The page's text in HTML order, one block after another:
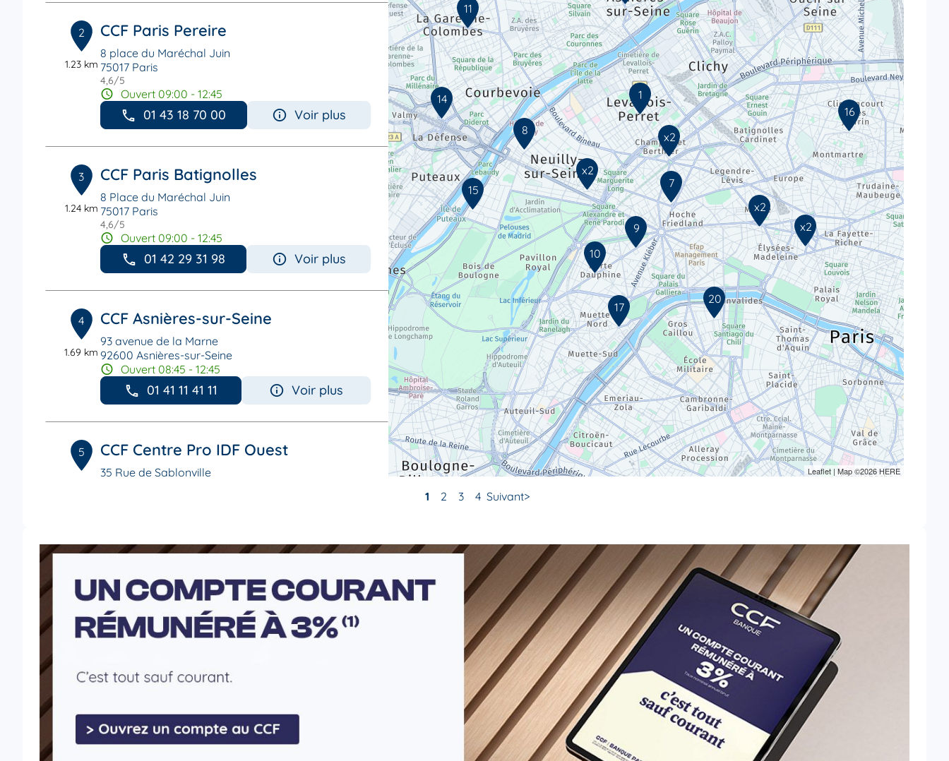
2
1.23 km
CCF Paris Pereire
8 place du Maréchal Juin
75017 Paris
4,6/5
Ouvert 09:00 - 12:45
01 43 18 70 00 Voir plus
3
1.24 km
CCF Paris Batignolles
8 Place du Maréchal Juin
75017 Paris
4,6/5
Ouvert 09:00 - 12:45
01 42 29 31 98 Voir plus
4
1.69 km
CCF Asnières-sur-Seine
93 avenue de la Marne
92600 Asnières-sur-Seine
Ouvert 08:45 - 12:45
01 41 11 41 11 Voir plus
5 CCF Centre Pro IDF Ouest
35 Rue de Sablonville
6
1.78 km
CCF Neuilly Sablons
35 rue de Sablonville
92200 Neuilly-sur-Seine
Ouvert 09:00 - 12:45
7
1.98 km
CCF Paris Ternes
1 Place des Ternes
75017 Paris
16
11
15
14
8
20
x2
x2
17
10
9
7
x2
1
x2
Leaflet| Map ©2026HERE
1 2 3 4 Suivant